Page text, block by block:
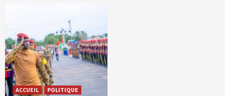
ACCUEIL
POLITIQUE